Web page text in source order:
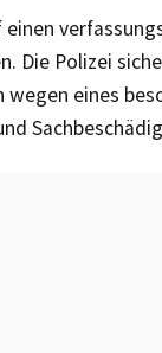
Die Polizei
eines